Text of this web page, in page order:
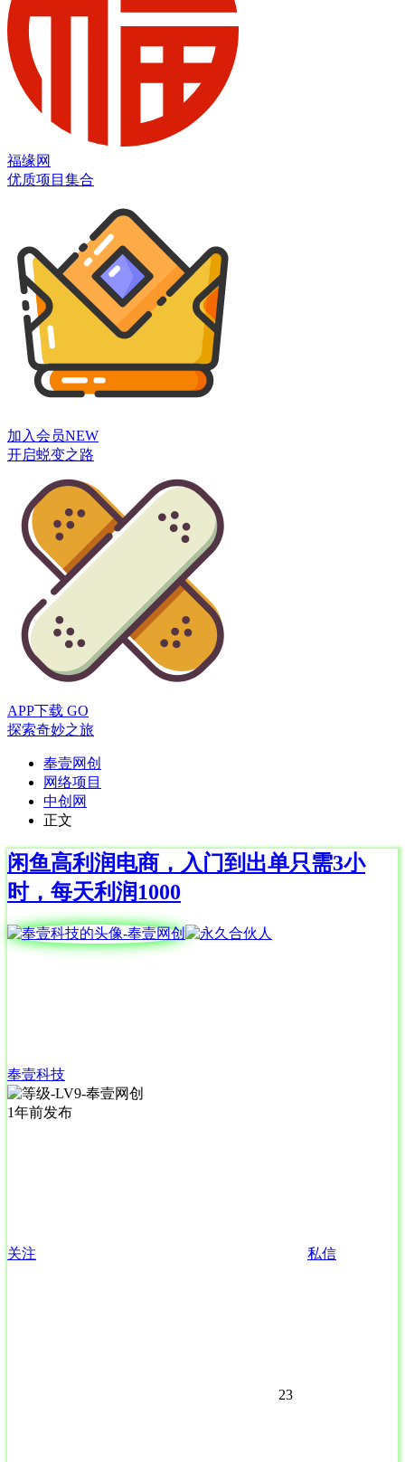
福缘网
优质项目集合
加入会员NEW
开启蜕变之路
APP下载 GO
探索奇妙之旅
奉壹网创
网络项目
中创网
正文
闲鱼高利润电商，入门到出单只需3小
时，每天利润1000
奉壹科技
1年前发布
关注 私信
23